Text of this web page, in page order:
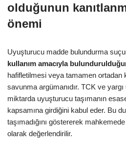
olduğunun
önemi
Uyuşturucu madde bulundurma
kullanım amacıyla
hafifletilmesi veya tamamen ortadan
savunma argümanıdır. TCK ve
miktarda uyuşturucu taşımanın
kapsamına girdiğini kabul eder. Bu
taşımadığını göstererek
olarak değerlendirilir.